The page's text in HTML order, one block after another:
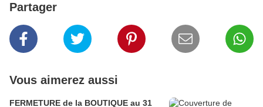
Partager
Vous aimerez aussi
FERMETURE de la BOUTIQUE au 31